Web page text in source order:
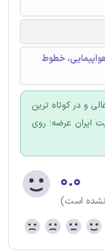
خطوط
و در کوتاه ترین
عرضه؛ روی
۰.۰
نشده است)